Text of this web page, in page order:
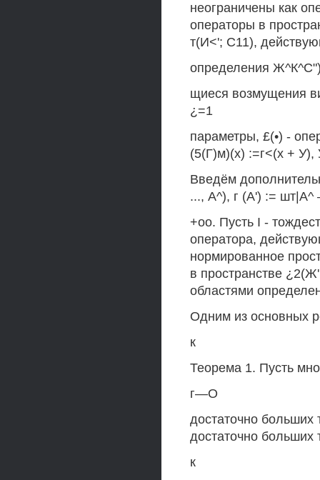
неограничены как
операторы в
т(И<'; С11),
определения
щиеся возмущения
¿=1
параметры, £(•) -
(5(Г)м)(х) :=г<(х + У),
Введём
..., А^), г (А') := шт|А^
+оо. Пусть I -
оператора,
нормированное
в пространстве
областями
Одним из основных
к
Теорема 1. Пусть
г—О
достаточно больших
достаточно больших
к